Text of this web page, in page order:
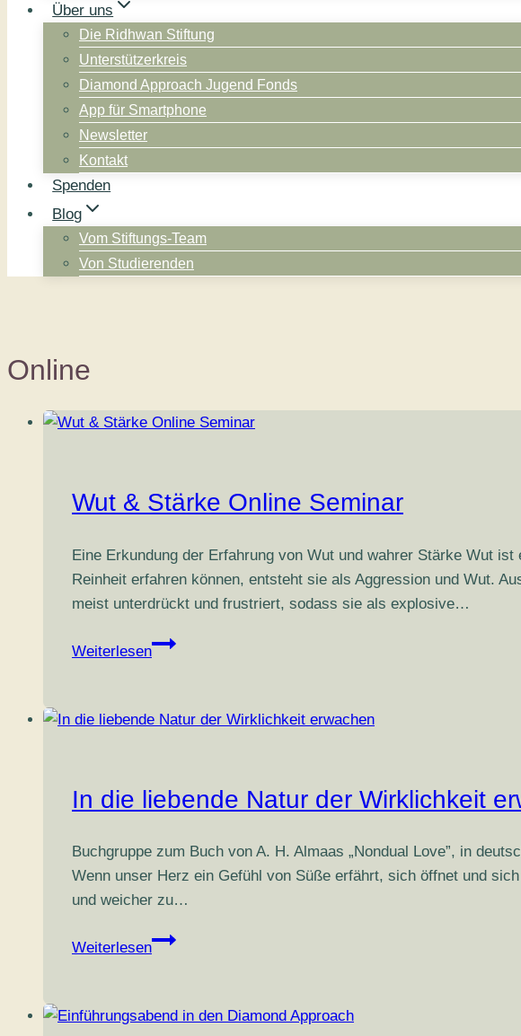
Über uns
Die Ridhwan Stiftung
Unterstützerkreis
Diamond Approach Jugend Fonds
App für Smartphone
Newsletter
Kontakt
Spenden
Blog
Vom Stiftungs-Team
Von Studierenden
Online
Wut & Stärke Online Seminar
Eine Erkundung der Erfahrung von Wut und wahrer Stärke Wut
Reinheit erfahren können, entsteht sie als Aggression und Wut.
meist unterdrückt und frustriert, sodass sie als explosive…
Weiterlesen
Wut
Online
In die liebende Natur der Wirklichkeit
Buchgruppe zum Buch von A. H. Almaas „Nondual Love”, in
Wenn unser Herz ein Gefühl von Süße erfährt, sich öffnet und
und weicher zu…
Weiterlesen
In
Natur